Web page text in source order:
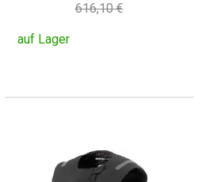
616,10 €
auf Lager